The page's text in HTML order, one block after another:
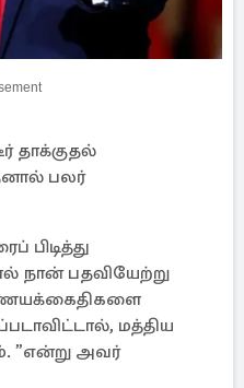
தாக்குதல்
பலர்
பிடித்து
நான் பதவியேற்று
மத்திய
”என்று அவர்